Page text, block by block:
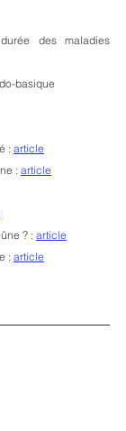
des maladies
basique
: article
: article
? : article
: article